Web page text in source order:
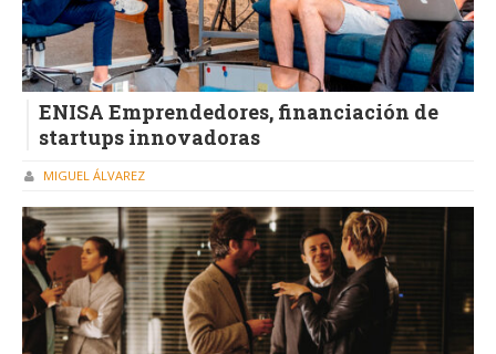
ENISA Emprendedores, financiación de
startups innovadoras
MIGUEL ÁLVAREZ